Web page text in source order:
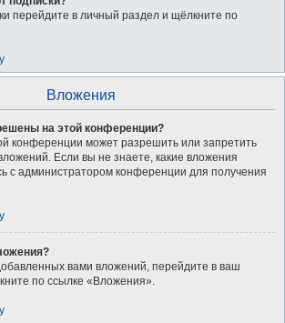
перейдите в личный раздел и щёлкните по
Вложения
на этой конференции?
конференции может разрешить или запретить
Если вы не знаете, какие вложения
с администратором конференции для получения
вами вложений, перейдите в ваш
по ссылке «Вложения».